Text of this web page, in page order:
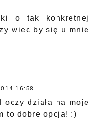
o tak konkretnej
wiec by się u mnie
16:58
oczy działa na moje
to dobre opcja! :)